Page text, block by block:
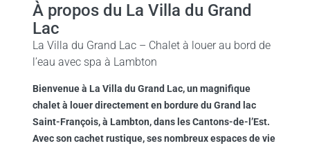
À propos du La Villa du Grand
Lac
La Villa du Grand Lac – Chalet à louer au bord de
l’eau avec spa à Lambton
Bienvenue à La Villa du Grand Lac, un magnifique
chalet à louer directement en bordure du Grand lac
Saint-François, à Lambton, dans les Cantons-de-l’Est.
Avec son cachet rustique, ses nombreux espaces de vie